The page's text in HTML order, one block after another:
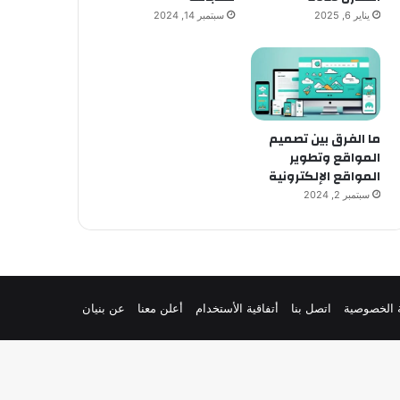
يناير 6, 2025 سبتمبر 14, 2024
ما الفرق بين تصميم
المواقع وتطوير
المواقع الإلكترونية
سبتمبر 2, 2024
الخصوصية اتصل بنا أتفاقية الأستخدام أعلن معنا عن بنيان